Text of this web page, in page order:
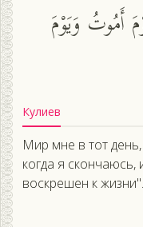
أَمُوتُ وَيَوْمَ
Кулиев
Мир мне в тот день,
когда я скончаюсь,
воскрешен к жизни".